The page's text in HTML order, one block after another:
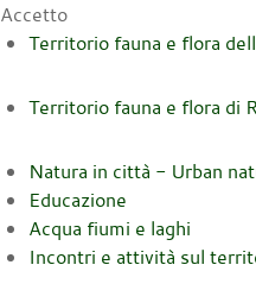
Accetto
Territorio fauna e flora
Territorio fauna e flora di
Natura in città - Urban
Educazione
Acqua fiumi e laghi
Incontri e attività sul